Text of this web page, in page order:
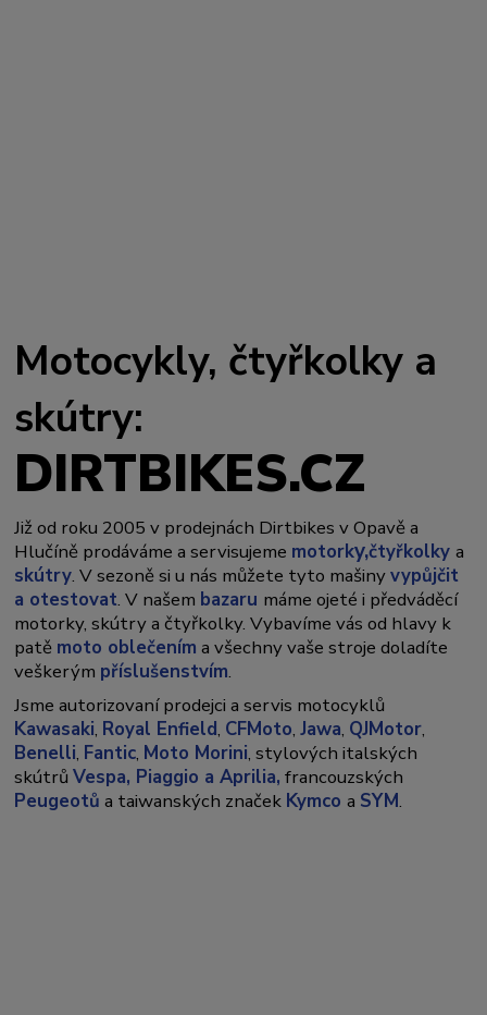
Motocykly, čtyřkolky a
skútry:
DIRTBIKES.CZ
Již od roku 2005 v prodejnách Dirtbikes v Opavě a
Hlučíně prodáváme a servisujeme motorky,čtyřkolkya
skútry. V sezoně si u nás můžete tyto mašinyvypůjčit
a otestovat. V našem bazaru máme ojeté i předváděcí
motorky, skútry a čtyřkolky. Vybavíme vás od hlavy k
patě moto oblečením a všechny vaše stroje doladíte
veškerým příslušenstvím.
Jsme autorizovaní prodejci a servis motocyklů
Kawasaki, Royal Enfield, CFMoto,Jawa, QJMotor,
Benelli, Fantic, Moto Morini, stylových italských
skútrůVespa, Piaggio a Aprilia, francouzských
Peugeotů a taiwanských značek Kymcoa SYM.